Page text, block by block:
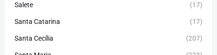
Salete (17)
Santa Catarina (17)
Santa Cecília (207)